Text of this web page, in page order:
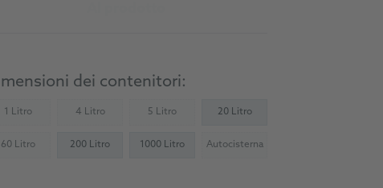
dei contenitori:
1 Litro(Not available)4 Litro
(Not available)5 Litro(Not available)20 Litro
60 Litro
(Not available)200 Litro 1000 Litro Autocisterna(Not available)